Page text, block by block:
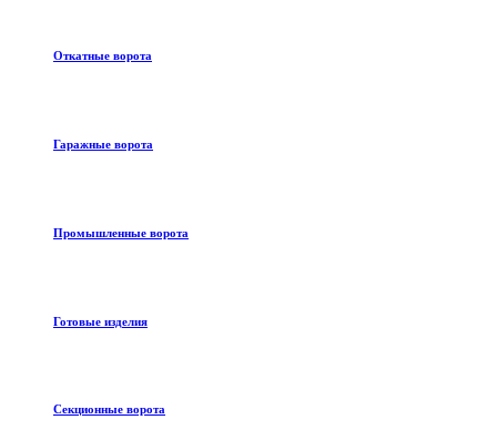
Откатные ворота
Гаражные ворота
Промышленные ворота
Готовые изделия
Секционные ворота